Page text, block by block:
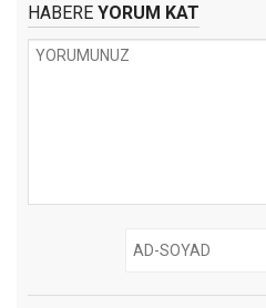
HABERE YORUM KAT